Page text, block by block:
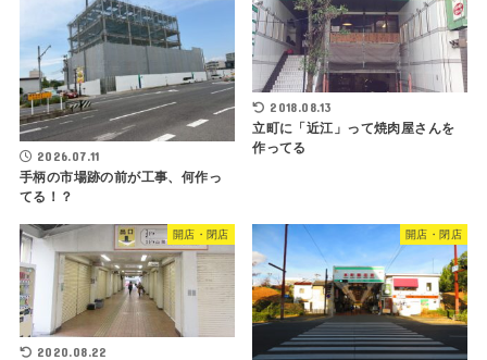
2026.07.11
手柄の市場跡の前が工事、何作っ
てる！？
2018.08.13
立町に「近江」って焼肉屋さんを
作ってる
開店・閉店
2020.08.22
開店・閉店